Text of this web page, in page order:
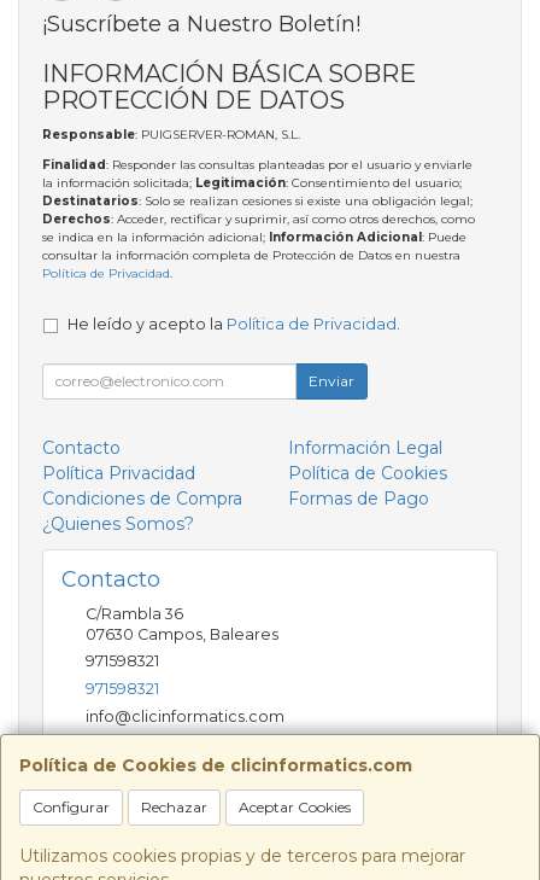
Política de Cookies de clicinformatics.com
Configurar Rechazar Aceptar Cookies
Utilizamos cookies propias y de terceros para mejorar
¡Suscríbete a Nuestro Boletín!
INFORMACIÓN BÁSICA SOBRE
PROTECCIÓN DE DATOS
Responsable: PUIGSERVER-ROMAN, S.L.
Finalidad: Responder las consultas planteadas por el usuario y enviarle
la información solicitada; Legitimación: Consentimiento del usuario;
Destinatarios: Solo se realizan cesiones si existe una obligación legal;
Derechos: Acceder, rectificar y suprimir, así como otros derechos, como
se indica en la información adicional; Información Adicional: Puede
consultar la información completa de Protección de Datos en nuestra
Política de Privacidad.
He leído y acepto la Política de Privacidad
Enviar
Contacto
Información Legal
Política Privacidad
Política de Cookies
Condiciones de Compra
Formas de Pago
¿Quienes Somos?
Contacto
C/Rambla 36
07630 Campos Baleares
971598321
971598321
info@clicinformatics.com
Horario
De lunes a viernes 9:00-13:30/16:00-19:30 Sábados
10:00-13:00